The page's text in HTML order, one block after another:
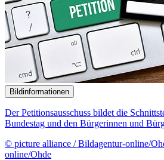
Bildinformationen
Der Petitionsausschuss bildet die
Bundestag und den Bürgerinnen und
© picture alliance / Bildagentur-online/
online/Ohde